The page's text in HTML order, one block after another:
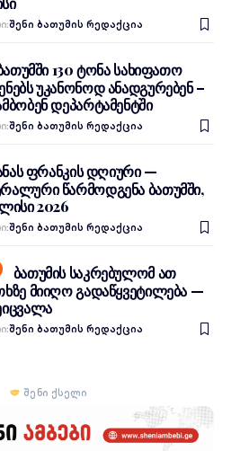
შენი ბათუმის რედაქცია
130 ტონა სახიფათო
უკანონოდ ანადგურებენ –
დეპარტამენტში
შენი ბათუმის რედაქცია
ფრანკის დღიური —
წარმოდგენა ბათუმში,
2026
შენი ბათუმის რედაქცია
ბათუმის საკრებულომ ათ
მიიღო გადაწყვეტილება —
შენი ბათუმის რედაქცია
შენი ქსელი